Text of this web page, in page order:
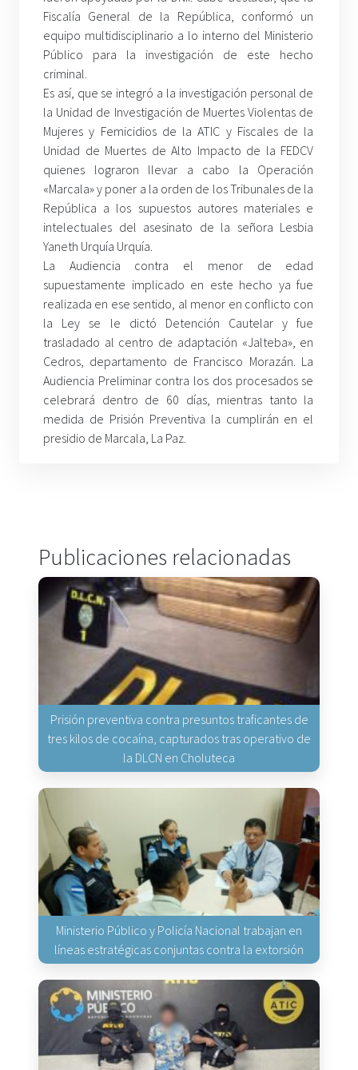
Fiscalía General de la República, conformó un
equipo multidisciplinario a lo interno del Ministerio
Público para la investigación de este hecho
criminal.
Es así, que se integró a la investigación personal de
la Unidad de Investigación de Muertes Violentas de
Mujeres y Femicidios de la ATIC y Fiscales de la
Unidad de Muertes de Alto Impacto de la FEDCV
quienes lograron llevar a cabo la Operación
«Marcala» y poner a la orden de los Tribunales de la
República a los supuestos autores materiales e
intelectuales del asesinato de la señora Lesbia
Yaneth Urquía Urquía.
La Audiencia contra el menor de edad
supuestamente implicado en este hecho ya fue
realizada en ese sentido, al menor en conflicto con
la Ley se le dictó Detención Cautelar y fue
trasladado al centro de adaptación «Jalteba», en
Cedros, departamento de Francisco Morazán. La
Audiencia Preliminar contra los dos procesados se
celebrará dentro de 60 días, mientras tanto la
medida de Prisión Preventiva la cumplirán en el
presidio de Marcala, La Paz.
Publicaciones relacionadas
Prisión preventiva contra presuntos traficantes de
tres kilos de cocaína, capturados tras operativo de
la DLCN en Choluteca
Ministerio Público y Policía Nacional trabajan en
líneas estratégicas conjuntas contra la extorsión